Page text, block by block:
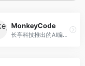
MonkeyCode
长亭科技推出的AI编程助手，专注于安全开发。面向开发者，提供代码生成、安全检测、漏洞修复等服务，安全开发能力强。